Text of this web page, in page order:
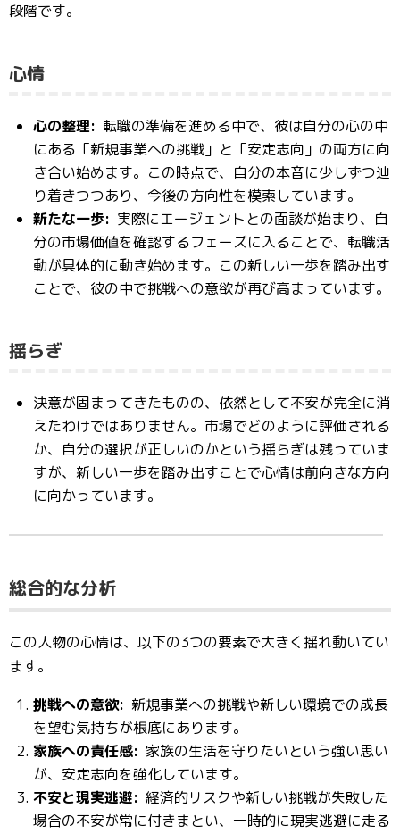
段階です。
心情
心の整理: 転職の準備を進める中で、彼は自分の心の中
にある「新規事業への挑戦」と「安定志向」の両方に向
き合い始めます。この時点で、自分の本音に少しずつ辿
り着きつつあり、今後の方向性を模索しています。
新たな一歩: 実際にエージェントとの面談が始まり、自
分の市場価値を確認するフェーズに入ることで、転職活
動が具体的に動き始めます。この新しい一歩を踏み出す
ことで、彼の中で挑戦への意欲が再び高まっています。
揺らぎ
決意が固まってきたものの、依然として不安が完全に消
えたわけではありません。市場でどのように評価される
か、自分の選択が正しいのかという揺らぎは残っていま
すが、新しい一歩を踏み出すことで心情は前向きな方向
に向かっています。
総合的な分析
この人物の心情は、以下の3つの要素で大きく揺れ動いてい
ます。
挑戦への意欲: 新規事業への挑戦や新しい環境での成長
を望む気持ちが根底にあります。
家族への責任感: 家族の生活を守りたいという強い思い
が、安定志向を強化しています。
不安と現実逃避: 経済的リスクや新しい挑戦が失敗した
場合の不安が常に付きまとい、一時的に現実逃避に走る